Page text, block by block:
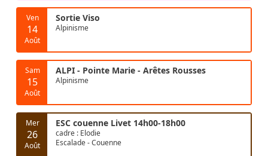
Ven
14
Août
Sortie Viso
Alpinisme
Sam
15
Août
ALPI - Pointe Marie - Arêtes Rousses
Alpinisme
Mer
26
Août
ESC couenne Livet 14h00-18h00
cadre : Elodie
Escalade - Couenne